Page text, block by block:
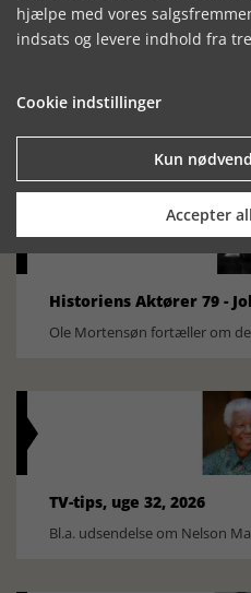
FOBURGH Faaborg
Historiens Aktører 79 -
Ole Mortensøn fortæller om
TV-tips, uge 32, 2026
Bl.a. udsendelse om Nelson
hjælpe med vores
indsats og levere indhold fra
Cookie indstillinger
Kun
Accepter